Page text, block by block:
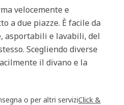
velocemente e
a due piazze. È facile da
asportabili e lavabili, del
Scegliendo diverse
il divano e la
o per altri serviziClick &